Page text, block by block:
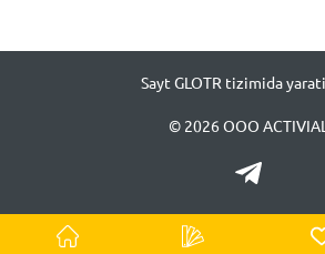
Sayt GLOTR tizimida
© 2026 ООО ACTIVIAL